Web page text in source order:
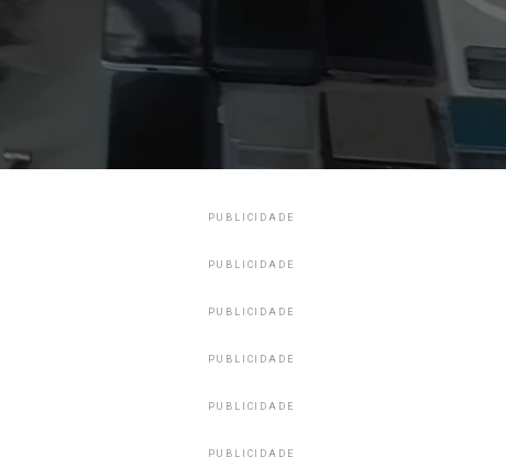
PUBLICIDADE
PUBLICIDADE
PUBLICIDADE
PUBLICIDADE
PUBLICIDADE
PUBLICIDADE